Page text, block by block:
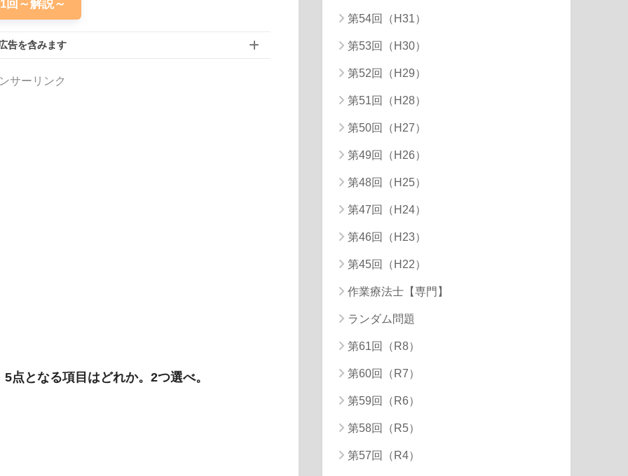
回～解説～
告を含みます
サーリンク
となる項目はどれか。2つ選べ。
第54回（H31）
第53回（H30）
第52回（H29）
第51回（H28）
第50回（H27）
第49回（H26）
第48回（H25）
第47回（H24）
第46回（H23）
第45回（H22）
作業療法士【専門】
ランダム問題
第61回（R8）
第60回（R7）
第59回（R6）
第58回（R5）
第57回（R4）